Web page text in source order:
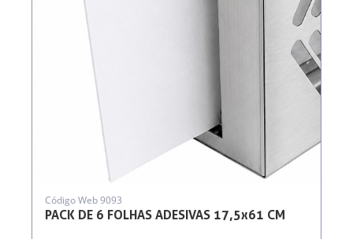
PACK DE 6 FOLHAS ADESIVAS 17,5x61 CM
Código Web 9093